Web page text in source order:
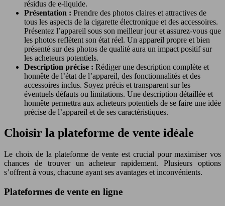
résidus de e-liquide.
Présentation : Prendre des photos claires et attractives de
tous les aspects de la cigarette électronique et des accessoires.
Présentez l’appareil sous son meilleur jour et assurez-vous que
les photos reflètent son état réel. Un appareil propre et bien
présenté sur des photos de qualité aura un impact positif sur
les acheteurs potentiels.
Description précise : Rédiger une description complète et
honnête de l’état de l’appareil, des fonctionnalités et des
accessoires inclus. Soyez précis et transparent sur les
éventuels défauts ou limitations. Une description détaillée et
honnête permettra aux acheteurs potentiels de se faire une idée
précise de l’appareil et de ses caractéristiques.
Choisir la plateforme de vente idéale
Le choix de la plateforme de vente est crucial pour maximiser vos
chances de trouver un acheteur rapidement. Plusieurs options
s’offrent à vous, chacune ayant ses avantages et inconvénients.
Plateformes de vente en ligne